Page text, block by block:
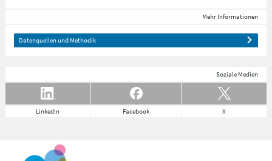
Mehr Informationen
Datenquellen und Methodik
Soziale Medien
LinkedIn Facebook X